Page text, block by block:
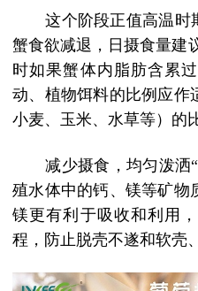
这个阶段正值高温时
蟹食欲减退，日摄食量建
时如果蟹体内脂肪含累
动、植物饵料的比例应作
小麦、玉米、水草等）的
减少摄食，均匀泼洒
殖水体中的钙、镁等矿物
镁更有利于吸收和利用
程，防止脱壳不遂和软壳